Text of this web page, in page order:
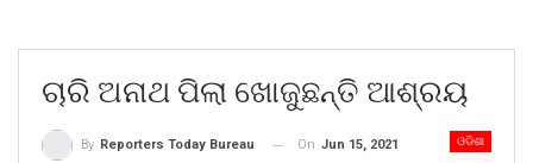
ଚାରି ଅନାଥ ପିଲା ଖୋଜୁଛନ୍ତି ଆଶ୍ରୟ
ଓଡିଶା
By Reporters Today Bureau On Jun 15, 2021